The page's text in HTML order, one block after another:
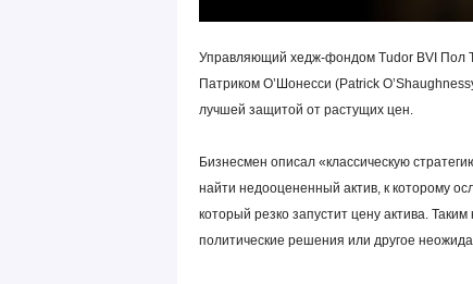
Управляющий хедж-фондом Tudor BVI Пол
Патриком О’Шонесси (Patrick
лучшей защитой от растущих цен.
Бизнесмен описал «классическую
найти недооцененный актив, к которому
который резко запустит цену актива.
политические решения или другое